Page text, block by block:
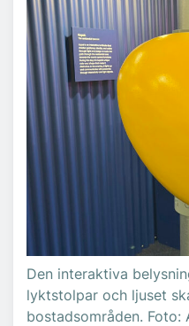
Den interaktiva
lyktstolpar och ljuset
bostadsområden. Foto: